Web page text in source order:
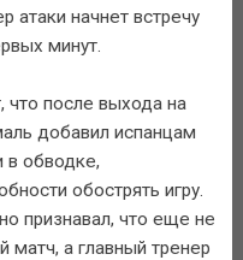
атаки начнет встречу
минут.
что после выхода на
добавил испанцам
в обводке,
обострять игру.
признавал, что еще не
матч, а главный тренер